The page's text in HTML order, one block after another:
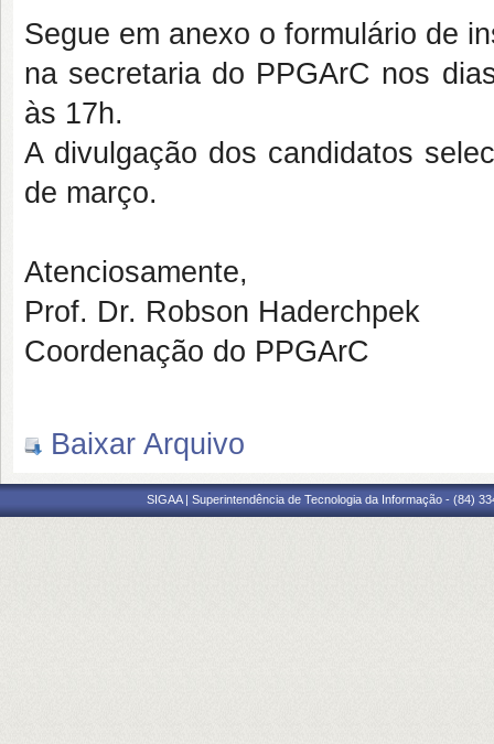
Segue em anexo o formulário de
na secretaria do PPGArC nos
às 17h.
A divulgação dos candidatos
de março.
Atenciosamente,
Prof. Dr. Robson Haderchpek
Coordenação do PPGArC
Baixar Arquivo
SIGAA | Superintendência de Tecnologia da Informação - (84)